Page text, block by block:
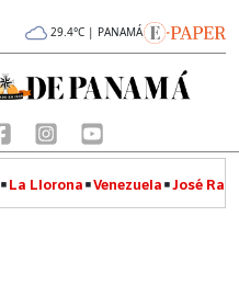
29.4°C | PANAMÁ
La Llorona Venezuela José